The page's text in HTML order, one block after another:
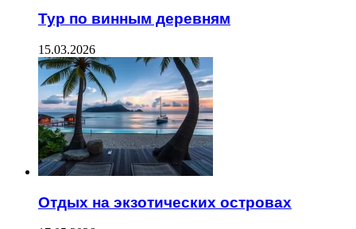
Тур по винным деревням
15.03.2026
Отдых на экзотических островах